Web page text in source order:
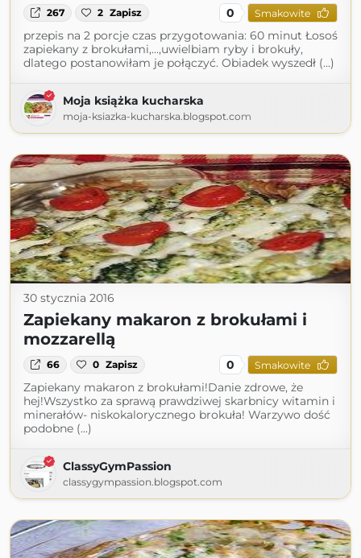
267 2 Zapisz 0 Smakowite
przepis na 2 porcje czas przygotowania: 60 minut Łosoś
zapiekany z brokułami,...,uwielbiam ryby i brokuły,
dlatego postanowiłam je połączyć. Obiadek wyszedł (...)
Moja książka kucharska
moja-ksiazka-kucharska.blogspot.com
30 stycznia 2016
Zapiekany makaron z brokułami i
mozzarellą
66 0 Zapisz 0 Smakowite
Zapiekany makaron z brokułami!Danie zdrowe, że
hej!Wszystko za sprawą prawdziwej skarbnicy witamin i
minerałów- niskokalorycznego brokuła! Warzywo dość
podobne (...)
ClassyGymPassion
classygympassion.blogspot.com